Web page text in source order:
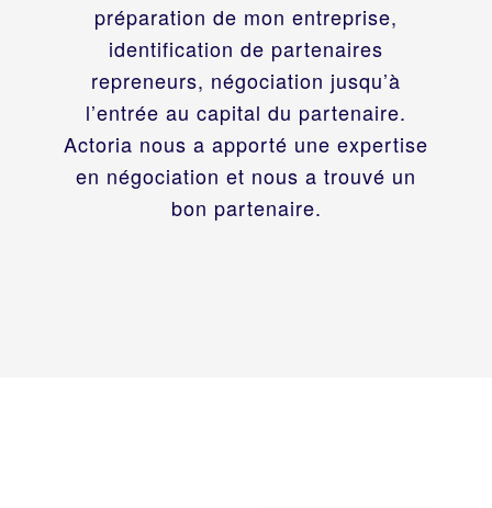
préparation de mon entreprise,
identification de partenaires
repreneurs, négociation jusqu’à
l’entrée au capital du partenaire.
Actoria nous a apporté une expertise
en négociation et nous a trouvé un
bon partenaire.